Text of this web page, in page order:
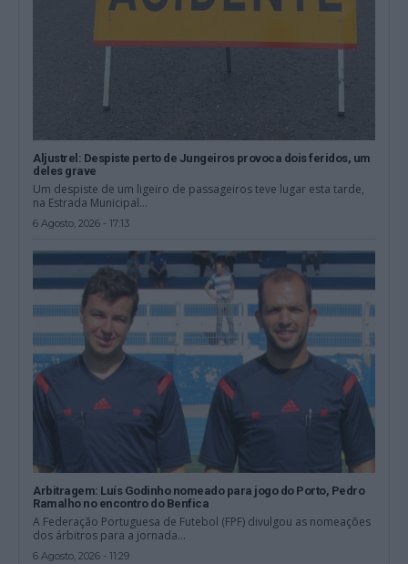
Aljustrel: Despiste perto de Jungeiros provoca dois feridos, um
deles grave
Um despiste de um ligeiro de passageiros teve lugar esta tarde,
na Estrada Municipal...
6 Agosto, 2026 - 17:13
Arbitragem: Luís Godinho nomeado para jogo do Porto, Pedro
Ramalho no encontro do Benfica
A Federação Portuguesa de Futebol (FPF) divulgou as nomeações
dos árbitros para a jornada...
6 Agosto, 2026 - 11:29